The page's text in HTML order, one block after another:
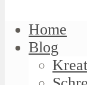
Home
Blog